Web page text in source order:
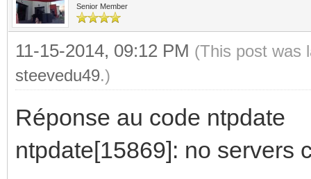
Senior Member
11-15-2014, 09:12 PM (This post was
steevedu49.)
Réponse au code ntpdate
ntpdate[15869]: no servers